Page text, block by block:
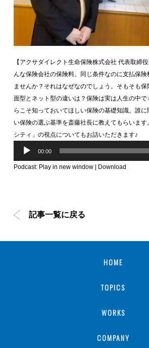
【アクサダイレクト生命保険株式会社 代表取締
んな保険会社の保険料。同じ条件なのに支払保険
ませんか？それはなぜなのでしょう。そもそも
面型とネット型の違いは？保険は実は人生の中
らこそ知っておいてほしい保険の基礎知識。誰
い保険の選ぶ基準を斎藤社長に教えてもらいま
シティ」の視点についてもお話いただきます♪
音
ー
ヤ
00:00
Podcast: Play in new window| Download
記事一覧に戻る
HOME
TOPICS
WORKS
COMPANY